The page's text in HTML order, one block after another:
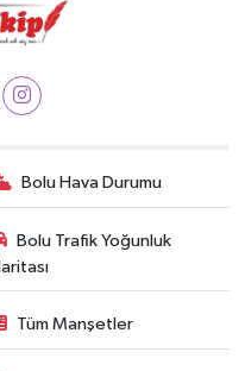
Bolu Hava Durumu
Bolu Trafik Yoğunluk
Tüm Manşetler